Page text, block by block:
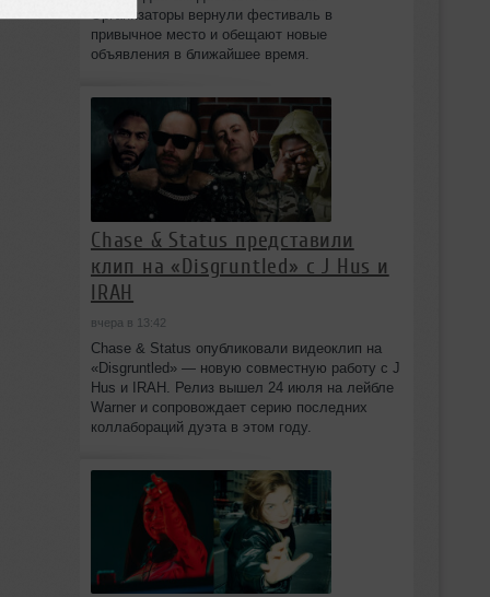
Организаторы вернули фестиваль в
привычное место и обещают новые
объявления в ближайшее время.
Chase & Status представили
клип на «Disgruntled» с J Hus и
IRAH
вчера в 13:42
Chase & Status опубликовали видеоклип на
«Disgruntled» — новую совместную работу с J
Hus и IRAH. Релиз вышел 24 июля на лейбле
Warner и сопровождает серию последних
коллабораций дуэта в этом году.